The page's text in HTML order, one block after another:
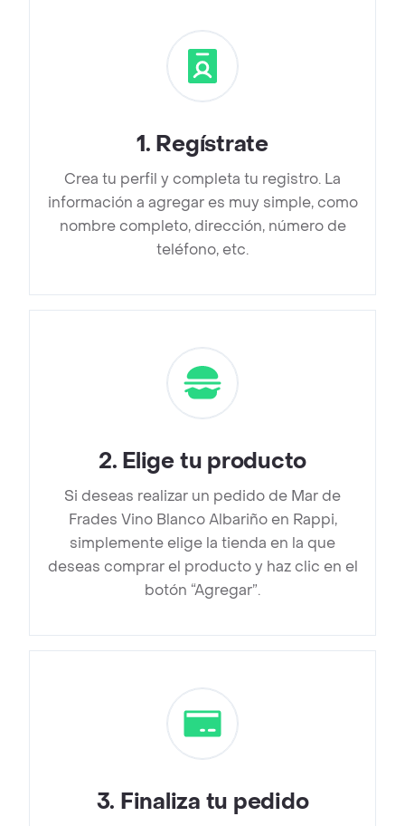
1. Regístrate
Crea tu perfil y completa tu registro. La
información a agregar es muy simple, como
nombre completo, dirección, número de
teléfono, etc.
2. Elige tu producto
Si deseas realizar un pedido de Mar de
Frades Vino Blanco Albariño en Rappi,
simplemente elige la tienda en la que
deseas comprar el producto y haz clic en el
botón “Agregar”.
3. Finaliza tu pedido